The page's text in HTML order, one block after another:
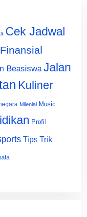
Cek Jadwal
Finansial
Beasiswa Jalan
Kuliner
Milenial Music
Profil
Tips Trik